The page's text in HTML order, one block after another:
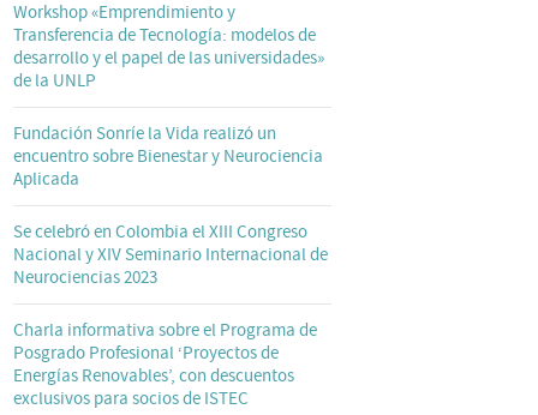
Workshop «Emprendimiento y
Transferencia de Tecnología: modelos de
desarrollo y el papel de las universidades»
de la UNLP
Fundación Sonríe la Vida realizó un
encuentro sobre Bienestar y Neurociencia
Aplicada
Se celebró en Colombia el XIII Congreso
Nacional y XIV Seminario Internacional de
Neurociencias 2023
Charla informativa sobre el Programa de
Posgrado Profesional ‘Proyectos de
Energías Renovables’, con descuentos
exclusivos para socios de ISTEC